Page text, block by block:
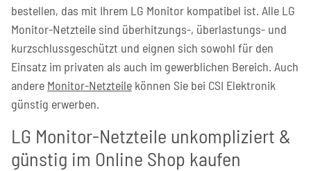
bestellen, das mit Ihrem LG Monitor kompatibel ist. Alle LG
Monitor-Netzteile sind überhitzungs-, überlastungs- und
kurzschlussgeschützt und eignen sich sowohl für den
Einsatz im privaten als auch im gewerblichen Bereich. Auch
andere Monitor-Netzteile können Sie bei CSI Elektronik
günstig erwerben.
LG Monitor-Netzteile unkompliziert &
günstig im Online Shop kaufen